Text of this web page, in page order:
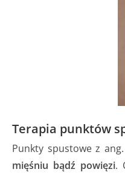
Terapia punktów
Punkty spustowe z
mięśniu bądź powięzi.